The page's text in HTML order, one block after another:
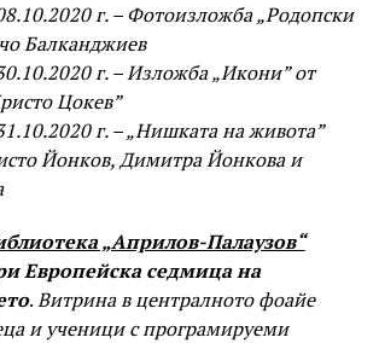
г. – Фотоизложба „Родопски
Балканджиев
г. – Изложба „Икони” от
Цокев”
г. – „Нишката на живота”
Йонков, Димитра Йонкова и
„Априлов-Палаузов“
Европейска седмица на
.Витрина в централното фоайе
и ученици с програмируеми